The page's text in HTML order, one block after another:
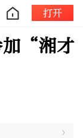
打开
加“湘才